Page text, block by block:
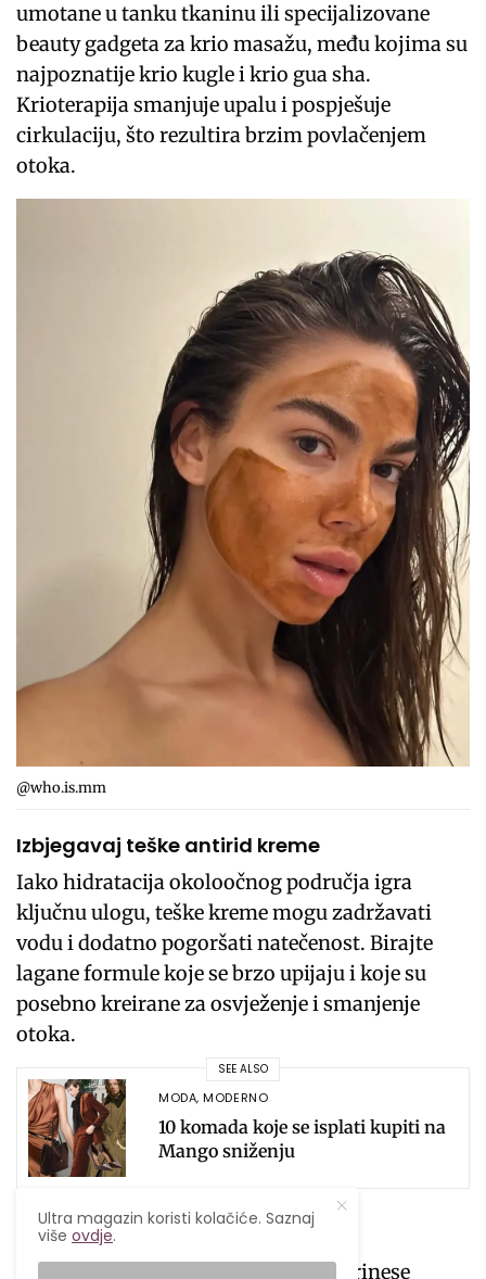
umotane u tanku tkaninu ili specijalizovane
beauty gadgeta za krio masažu, među kojima su
najpoznatije krio kugle i krio gua sha.
Krioterapija smanjuje upalu i pospješuje
cirkulaciju, što rezultira brzim povlačenjem
otoka.
@who.is.mm
Izbjegavaj teške antirid kreme
Iako hidratacija okoloočnog područja igra
ključnu ulogu, teške kreme mogu zadržavati
vodu i dodatno pogoršati natečenost. Birajte
lagane formule koje se brzo upijaju i koje su
posebno kreirane za osvježenje i smanjenje
otoka.
SEE ALSO
MODA,MODERNO
10 komada koje se isplati kupiti na
Mango sniženju
Hidriraj tijelo
Nedostatak hidratacije može da doprinese
Ultra magazin koristi kolačiće. Saznaj
višeovdje.